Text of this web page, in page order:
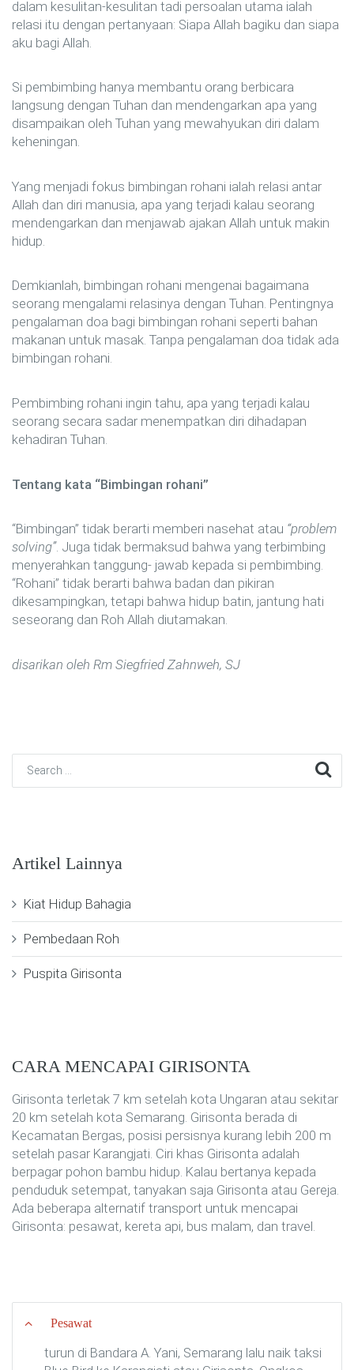
dalam kesulitan-kesulitan tadi persoalan utama ialah
relasi itu dengan pertanyaan: Siapa Allah bagiku dan siapa
aku bagi Allah.
Si pembimbing hanya membantu orang berbicara
langsung dengan Tuhan dan mendengarkan apa yang
disampaikan oleh Tuhan yang mewahyukan diri dalam
keheningan.
Yang menjadi fokus bimbingan rohani ialah relasi antar
Allah dan diri manusia, apa yang terjadi kalau seorang
mendengarkan dan menjawab ajakan Allah untuk makin
hidup.
Demkianlah, bimbingan rohani mengenai bagaimana
seorang mengalami relasinya dengan Tuhan. Pentingnya
pengalaman doa bagi bimbingan rohani seperti bahan
makanan untuk masak. Tanpa pengalaman doa tidak ada
bimbingan rohani.
Pembimbing rohani ingin tahu, apa yang terjadi kalau
seorang secara sadar menempatkan diri dihadapan
kehadiran Tuhan.
Tentang kata “Bimbingan rohani”
“Bimbingan” tidak berarti memberi nasehat atau “problem
solving”. Juga tidak bermaksud bahwa yang terbimbing
menyerahkan tanggung- jawab kepada si pembimbing.
“Rohani” tidak berarti bahwa badan dan pikiran
dikesampingkan, tetapi bahwa hidup batin, jantung hati
seseorang dan Roh Allah diutamakan.
disarikan oleh Rm Siegfried Zahnweh, SJ
Artikel Lainnya
Kiat Hidup Bahagia
Pembedaan Roh
Puspita Girisonta
CARA MENCAPAI GIRISONTA
Girisonta terletak 7 km setelah kota Ungaran atau sekitar
20 km setelah kota Semarang. Girisonta berada di
Kecamatan Bergas, posisi persisnya kurang lebih 200 m
setelah pasar Karangjati. Ciri khas Girisonta adalah
berpagar pohon bambu hidup. Kalau bertanya kepada
penduduk setempat, tanyakan saja Girisonta atau Gereja.
Ada beberapa alternatif transport untuk mencapai
Girisonta: pesawat, kereta api, bus malam, dan travel.
Pesawat
turun di Bandara A. Yani, Semarang lalu naik taksi